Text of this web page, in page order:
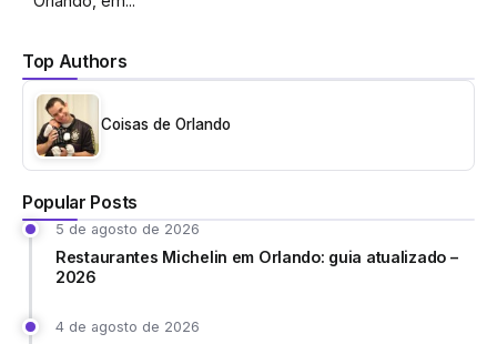
Top Authors
Coisas de Orlando
Popular Posts
5 de agosto de 2026
Restaurantes Michelin em Orlando: guia atualizado –
2026
4 de agosto de 2026